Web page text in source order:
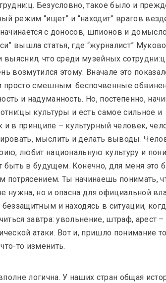
KALEKTAR, Андрей Дурейко
Итоги 2023 года
Резиденция KALEKTAR
Новая резидентка:
Таша Кацуба
INDEX
Новое в
Пушкин,
группа
другие
Анонсы
Безусловно, такое было и
режим “ищет” и “находит” врагов
с доносов, шпионов и
вышла статья, где “журналист”
выяснил, что среди музейных сотрудни:ц
возмутился этому. Вначале это
просто смешным: беспочвенные
и надуманность. Но, постепенно,
культуры и есть самое сильное и
в принципе – культурный человек,
мыслить и делать выводы.
любит национальную культуру и
в будущем. Конечно, для меня это
потрясением. Ты начинаешь понимать,
нужна, но и опасна для официальной
и находясь в ситуации,
завтра: увольнение, штраф, арест –
атаки. Вот и, пришло понимание
то изменить.
логична. У наших стран общая